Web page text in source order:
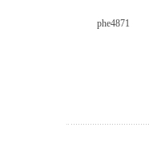
phe4871